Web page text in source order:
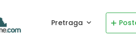
Pretraga